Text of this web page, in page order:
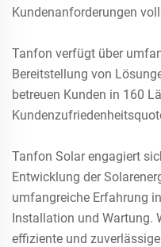
Kundenanforderungen
Tanfon verfügt über
Bereitstellung von
betreuen Kunden in 160
Tanfon Solar engagiert
Entwicklung der
umfangreiche Erfahrung
Installation und Wartung.
effiziente und